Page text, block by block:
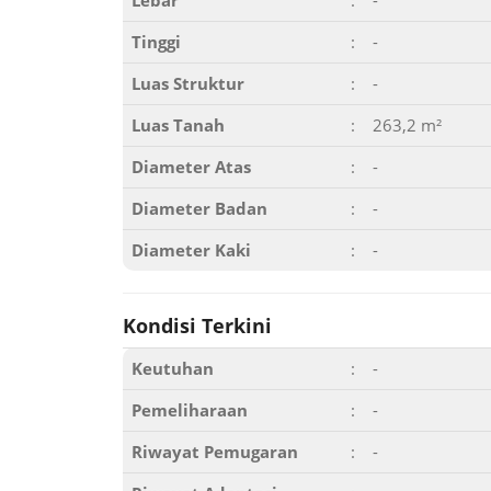
Tinggi
:
-
Luas Struktur
:
-
Luas Tanah
:
263,2 m²
Diameter Atas
:
-
Diameter Badan
:
-
Diameter Kaki
: -
Kondisi Terkini
Keutuhan :
-
Pemeliharaan
:
-
Riwayat Pemugaran
:
-